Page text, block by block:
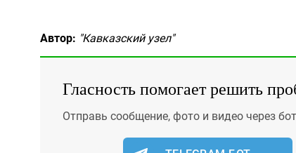
Автор: "Кавказский узел"
Гласность помогает решить
Отправь сообщение, фото и видео через